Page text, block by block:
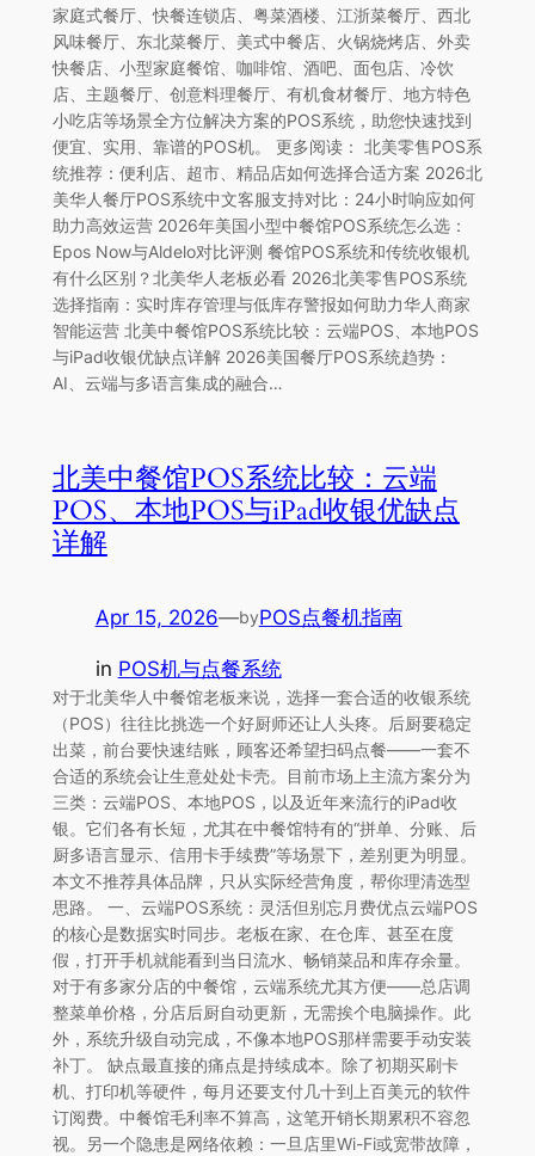
家庭式餐厅、快餐连锁店、粤菜酒楼、江浙菜餐厅、西北
风味餐厅、东北菜餐厅、美式中餐店、火锅烧烤店、外卖
快餐店、小型家庭餐馆、咖啡馆、酒吧、面包店、冷饮
店、主题餐厅、创意料理餐厅、有机食材餐厅、地方特色
小吃店等场景全方位解决方案的POS系统，助您快速找到
便宜、实用、靠谱的POS机。 更多阅读： 北美零售POS系
统推荐：便利店、超市、精品店如何选择合适方案 2026北
美华人餐厅POS系统中文客服支持对比：24小时响应如何
助力高效运营 2026年美国小型中餐馆POS系统怎么选：
Epos Now与Aldelo对比评测 餐馆POS系统和传统收银机
有什么区别？北美华人老板必看 2026北美零售POS系统
选择指南：实时库存管理与低库存警报如何助力华人商家
智能运营 北美中餐馆POS系统比较：云端POS、本地POS
与iPad收银优缺点详解 2026美国餐厅POS系统趋势：
AI、云端与多语言集成的融合…
北美中餐馆POS系统比较：云端
POS、本地POS与iPad收银优缺点
详解
Apr 15, 2026—byPOS点餐机指南
in POS机与点餐系统
对于北美华人中餐馆老板来说，选择一套合适的收银系统
（POS）往往比挑选一个好厨师还让人头疼。后厨要稳定
出菜，前台要快速结账，顾客还希望扫码点餐——一套不
合适的系统会让生意处处卡壳。目前市场上主流方案分为
三类：云端POS、本地POS，以及近年来流行的iPad收
银。它们各有长短，尤其在中餐馆特有的“拼单、分账、后
厨多语言显示、信用卡手续费”等场景下，差别更为明显。
本文不推荐具体品牌，只从实际经营角度，帮你理清选型
思路。 一、云端POS系统：灵活但别忘月费优点云端POS
的核心是数据实时同步。老板在家、在仓库、甚至在度
假，打开手机就能看到当日流水、畅销菜品和库存余量。
对于有多家分店的中餐馆，云端系统尤其方便——总店调
整菜单价格，分店后厨自动更新，无需挨个电脑操作。此
外，系统升级自动完成，不像本地POS那样需要手动安装
补丁。 缺点最直接的痛点是持续成本。除了初期买刷卡
机、打印机等硬件，每月还要支付几十到上百美元的软件
订阅费。中餐馆毛利率不算高，这笔开销长期累积不容忽
视。另一个隐患是网络依赖：一旦店里Wi-Fi或宽带故障，